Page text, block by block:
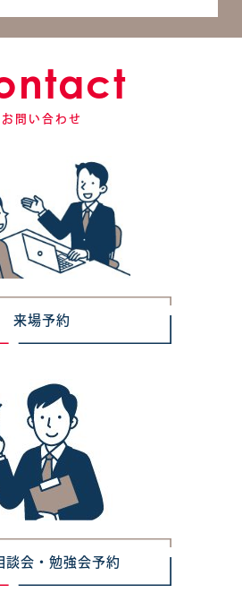
お問い合わせ
来場予約
談会・勉強会予約